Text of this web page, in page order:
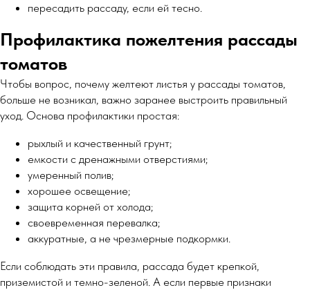
пересадить рассаду, если ей тесно.
Профилактика пожелтения рассады
томатов
Чтобы вопрос, почему желтеют листья у рассады томатов,
больше не возникал, важно заранее выстроить правильный
уход. Основа профилактики простая:
рыхлый и качественный грунт;
емкости с дренажными отверстиями;
умеренный полив;
хорошее освещение;
защита корней от холода;
своевременная перевалка;
аккуратные, а не чрезмерные подкормки.
Если соблюдать эти правила, рассада будет крепкой,
приземистой и темно-зеленой. А если первые признаки